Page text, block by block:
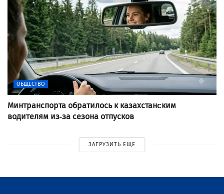
ОБЩЕСТВО
Минтранспорта обратилось к казахстанcким
водителям из-за сезона отпусков
ЗАГРУЗИТЬ ЕЩЕ